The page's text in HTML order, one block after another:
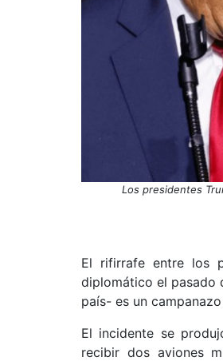
Los presidentes
El rifirrafe entre los
diplomático el pasado
país- es un
El incidente se
recibir dos aviones